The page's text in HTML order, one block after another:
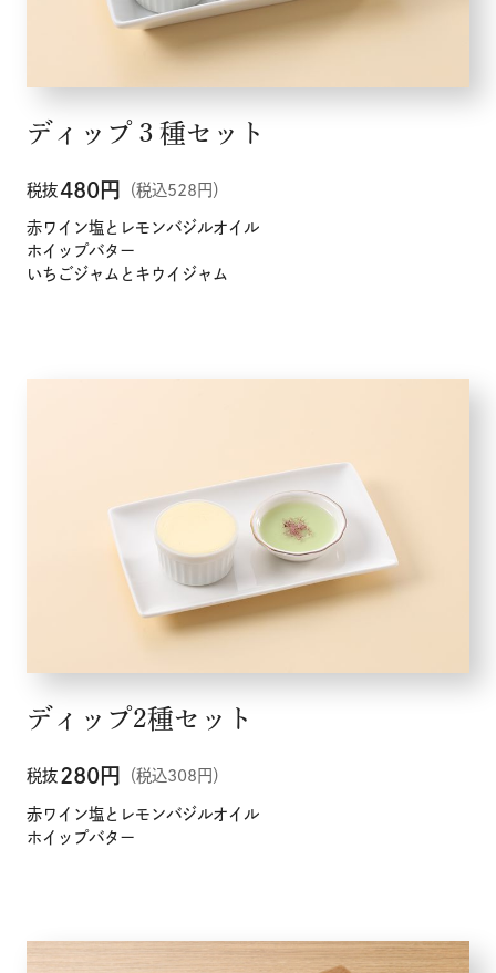
ディップ３種セット
税抜480円 （税込528円）
赤ワイン塩とレモンバジルオイル
ホイップバター
いちごジャムとキウイジャム
ディップ2種セット
税抜 280円 （税込308円）
赤ワイン塩とレモンバジルオイル
ホイップバター